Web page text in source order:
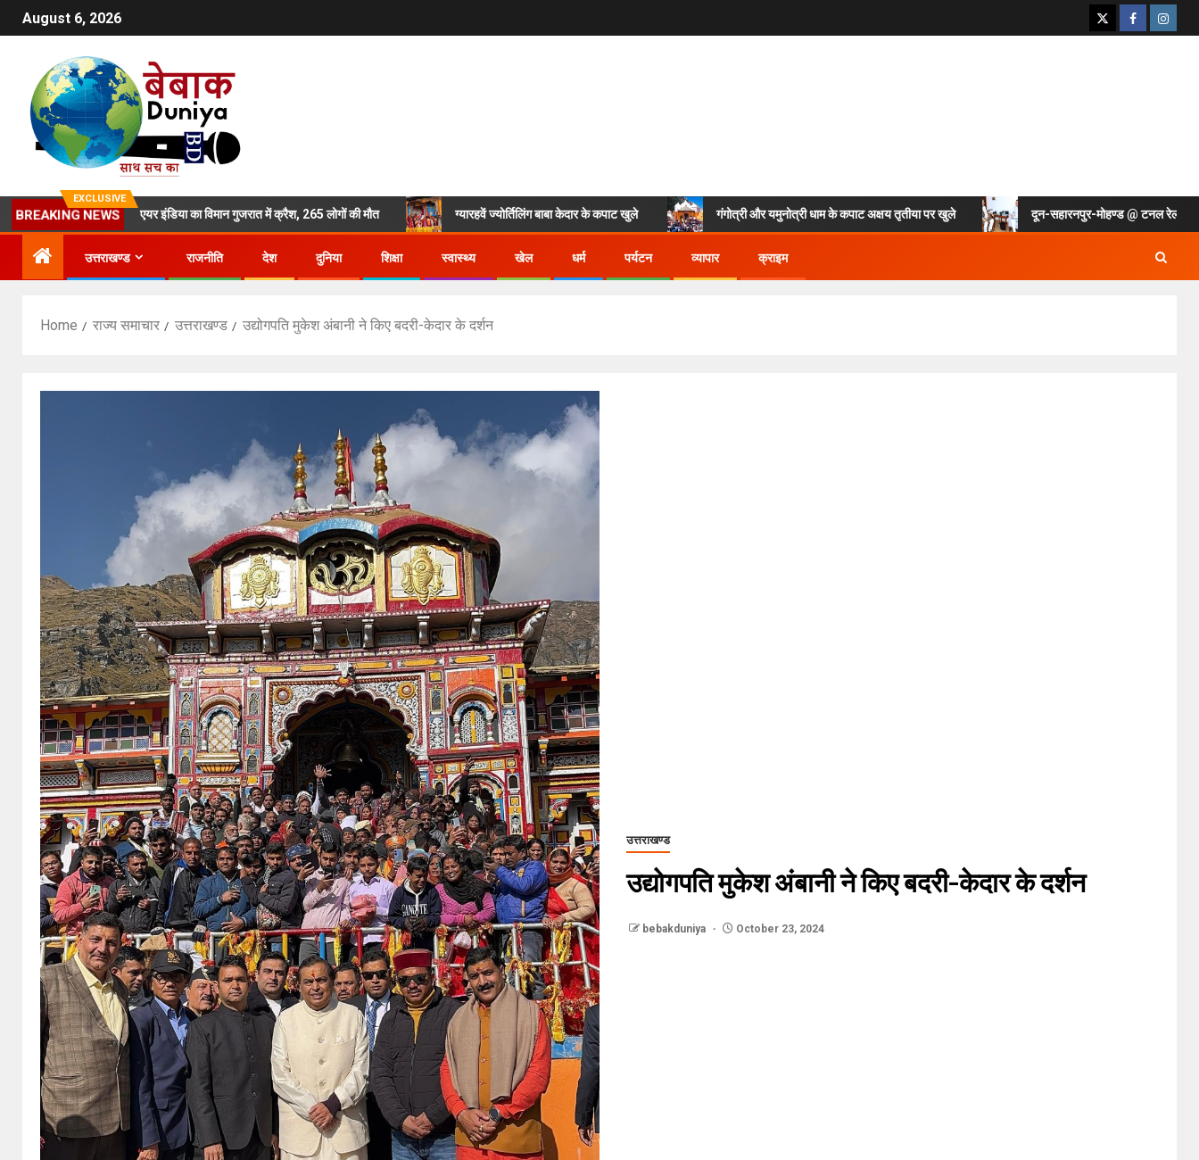
August 6, 2026
EXCLUSIVE
BREAKING NEWSएयर इंडिया का विमान गुजरात में क्रैश, 265 लोगों की मौत ग्यारहवें ज्योर्तिलिंग बाबा केदार के कपाट खुले गंगोत्री और यमुनोत्री धाम के कपाट अक्षय तृतीया पर खुले दून-सहारनपुर-मोहण्ड @ टनल रेल लाइन की
उत्तराखण्ड राजनीति देश दुनिया शिक्षा स्वास्थ्य खेल धर्म पर्यटन व्यापार क्राइम
Home राज्य समाचार उत्तराखण्ड उद्योगपति मुकेश अंबानी ने किए बदरी-केदार के दर्शन
उत्तराखण्ड
उद्योगपति मुकेश अंबानी ने किए बदरी-केदार के दर्शन
bebakduniya October 23, 2024